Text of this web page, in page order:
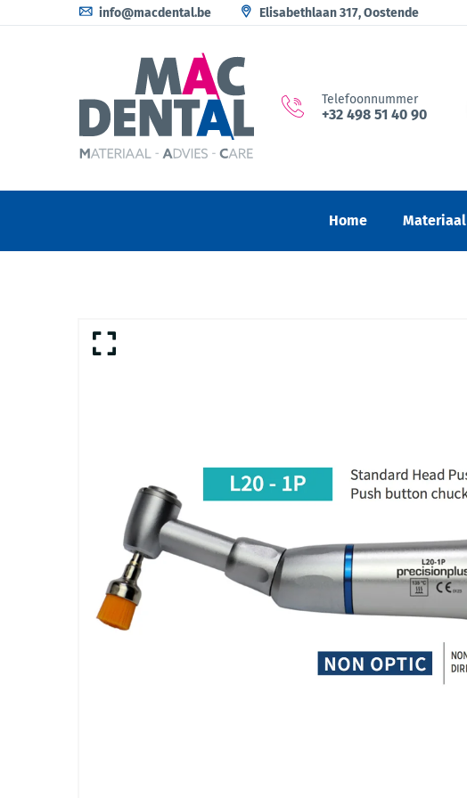
info@macdental.be Elisabethlaan 317, Oostende
Telefoonnummer
+32 498 51 40 90
Home Materiaal